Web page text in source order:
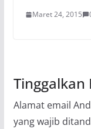
Maret 24, 2015
Tinggalkan
Alamat email
yang wajib